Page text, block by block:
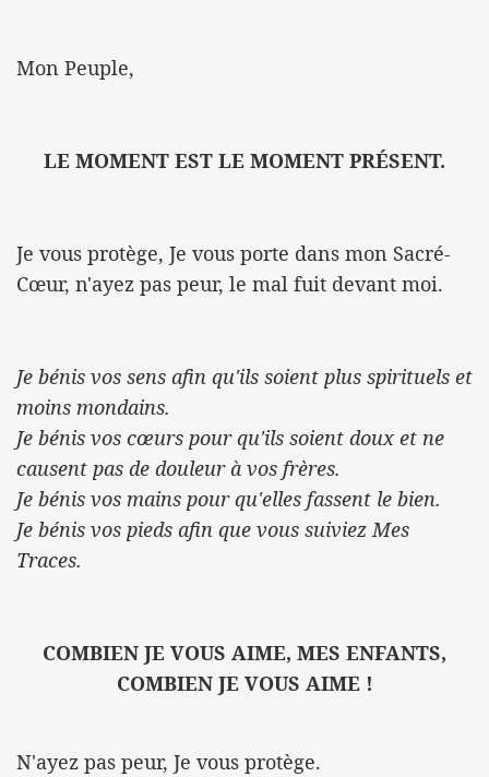
Mon Peuple,
LE MOMENT EST LE MOMENT PRÉSENT.
Je vous protège, Je vous porte dans mon Sacré-
Cœur, n'ayez pas peur, le mal fuit devant moi.
Je bénis vos sens afin qu'ils soient plus spirituels et
moins mondains.
Je bénis vos cœurs pour qu'ils soient doux et ne
causent pas de douleur à vos frères.
Je bénis vos mains pour qu'elles fassent le bien.
Je bénis vos pieds afin que vous suiviez Mes
Traces.
COMBIEN JE VOUS AIME, MES ENFANTS,
COMBIEN JE VOUS AIME !
N'ayez pas peur, Je vous protège.